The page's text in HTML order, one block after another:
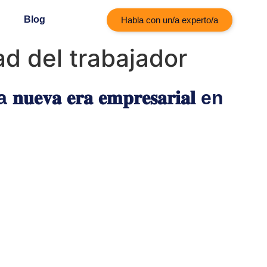
Blog Habla con un/a experto/a
del trabajador
𝐞𝐫𝐚 𝐞𝐦𝐩𝐫𝐞𝐬𝐚𝐫𝐢𝐚𝐥 en